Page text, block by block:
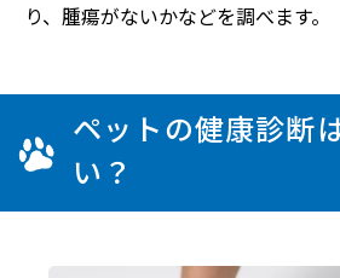
り、腫瘍がないかなどを調べます。
ペットの健康診断
い？